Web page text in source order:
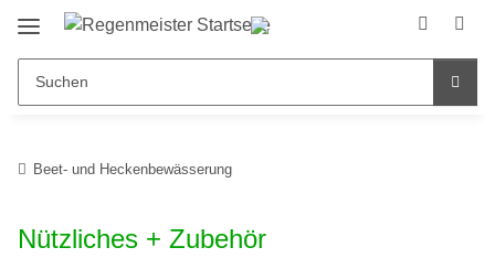
Beet- und Heckenbewässerung
Nützliches + Zubehör